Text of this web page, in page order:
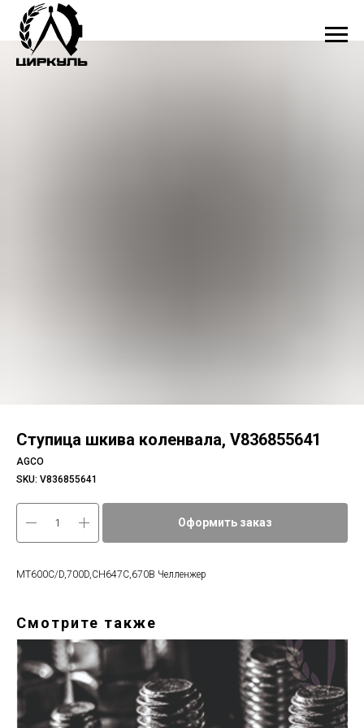
Ступица шкива коленвала, V836855641
AGCO
SKU: V836855641
Оформить заказ
MT600C/D,700D,CH647C,670B Челленжер
Смотрите также